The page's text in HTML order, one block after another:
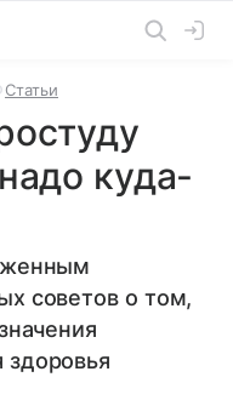
Статьи
куда-
советов о том,